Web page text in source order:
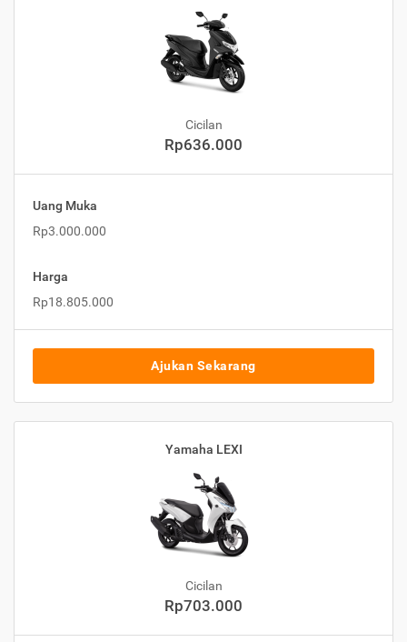
Cicilan
Rp636.000
Uang Muka
Rp3.000.000
Harga
Rp18.805.000
Ajukan Sekarang
Yamaha LEXI
Cicilan
Rp703.000